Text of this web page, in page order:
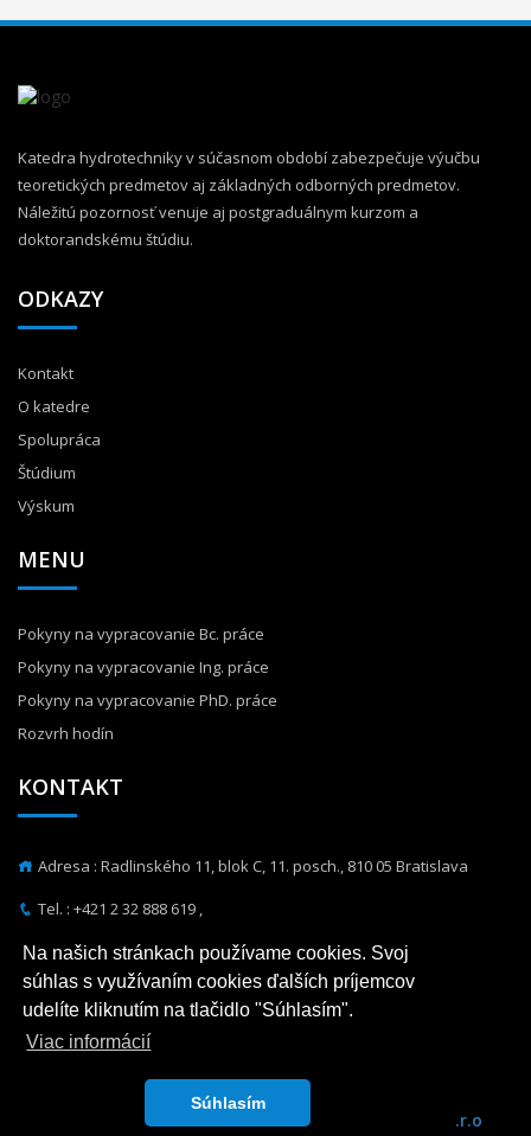
Na našich stránkach používame cookies. Svoj
súhlas s využívaním cookies ďalších príjemcov
udelíte kliknutím na tlačidlo "Súhlasím".
Viac informácií
Súhlasím
Katedra hydrotechniky v súčasnom období zabezpečuje výučbu
teoretických predmetov aj základných odborných predmetov.
Náležitú pozornosť venuje aj postgraduálnym kurzom a
doktorandskému štúdiu.
ODKAZY
Kontakt
O katedre
Spolupráca
Štúdium
Výskum
MENU
Pokyny na vypracovanie Bc. práce
Pokyny na vypracovanie Ing. práce
Pokyny na vypracovanie PhD. práce
Rozvrh hodín
KONTAKT
Adresa : Radlinského 11, blok C, 11. posch., 810 05 Bratislava
Tel. : +421 2 32 888 619 ,
E-mail : martin.orfanus@stuba.sk
Katedra hydrotechniky © 2026 Realizácia Fusion IS, s.r.o